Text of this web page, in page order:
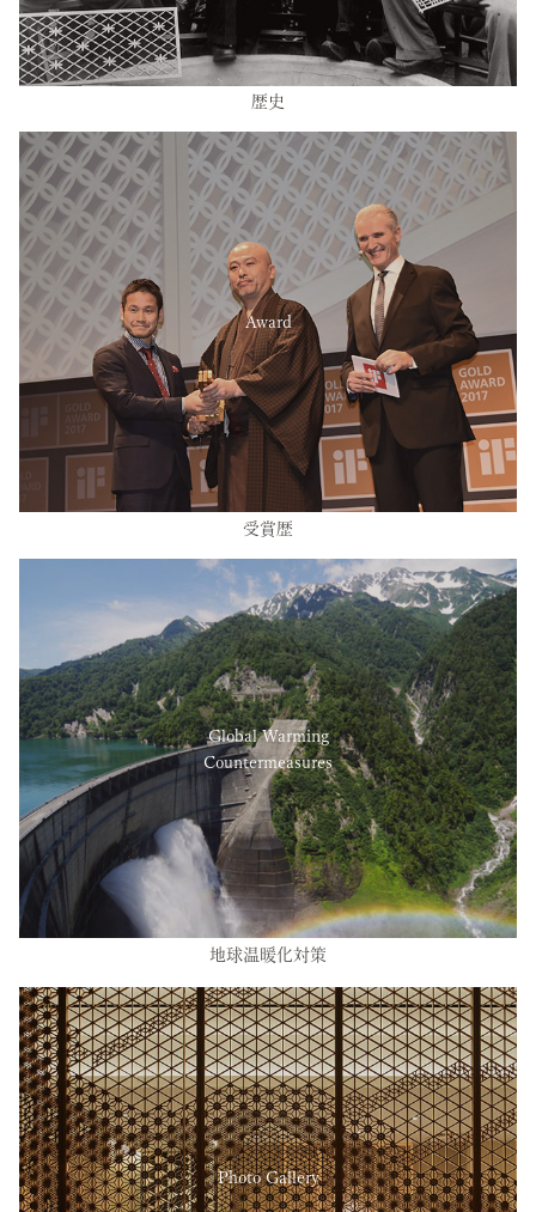
歴史
Award
受賞歴
Global Warming
Countermeasures
地球温暖化対策
Photo Gallery